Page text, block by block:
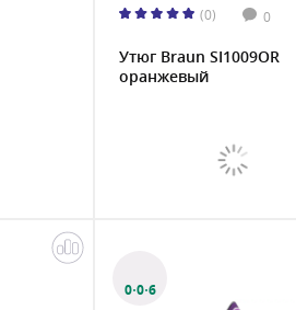
(0) 0
Утюг Braun SI1009OR
оранжевый
0·0·6